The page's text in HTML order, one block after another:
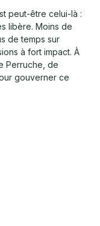
peut-être celui-là :
libère. Moins de
de temps sur
à fort impact. À
Perruche, de
gouverner ce